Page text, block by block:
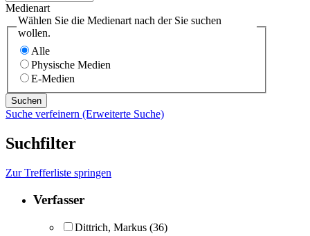
Medienart
Wählen Sie die Medienart nach der Sie suchen
wollen.
Alle
Physische Medien
E-Medien
Suche verfeinern (Erweiterte Suche)
Suchfilter
Zur Trefferliste springen
Verfasser
Dittrich, Markus (36)